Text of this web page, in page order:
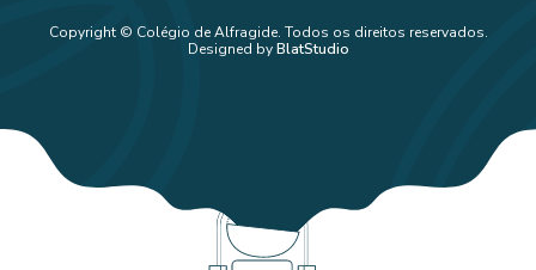
Copyright © Colégio de Alfragide. Todos os direitos reservados.
Designed byBlatStudio